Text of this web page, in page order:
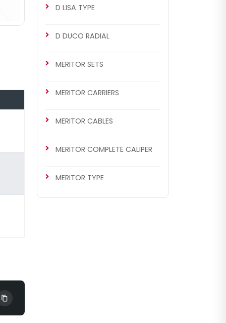
D LISA TYPE
D DUCO RADIAL
MERITOR SETS
MERITOR CARRIERS
MERITOR CABLES
MERITOR COMPLETE CALIPER
MERITOR TYPE